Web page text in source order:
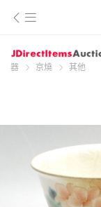
器
京燒 其他